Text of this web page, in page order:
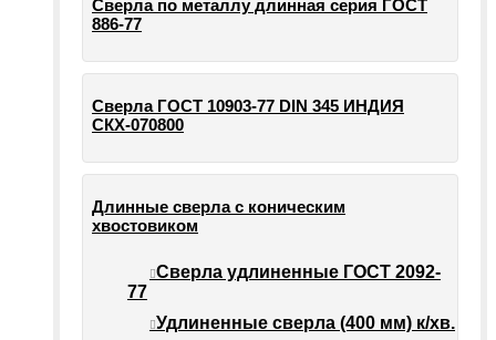
Сверла по металлу длинная серия ГОСТ
886-77
Сверла ГОСТ 10903-77 DIN 345 ИНДИЯ
СКХ-070800
Длинные сверла с коническим
хвостовиком
Сверла удлиненные ГОСТ 2092-
77
Удлиненные сверла (400 мм) к/хв.